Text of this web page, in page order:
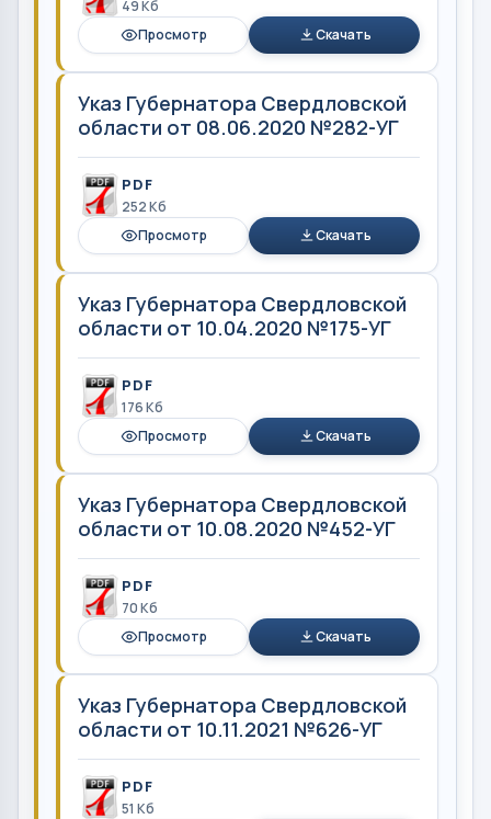
49 Кб
Просмотр
Скачать
Указ Губернатора Свердловской
области от 08.06.2020 №282-УГ
PDF
252 Кб
Просмотр
Скачать
Указ Губернатора Свердловской
области от 10.04.2020 №175-УГ
PDF
176 Кб
Просмотр
Скачать
Указ Губернатора Свердловской
области от 10.08.2020 №452-УГ
PDF
70 Кб
Просмотр
Скачать
Указ Губернатора Свердловской
области от 10.11.2021 №626-УГ
PDF
51 Кб